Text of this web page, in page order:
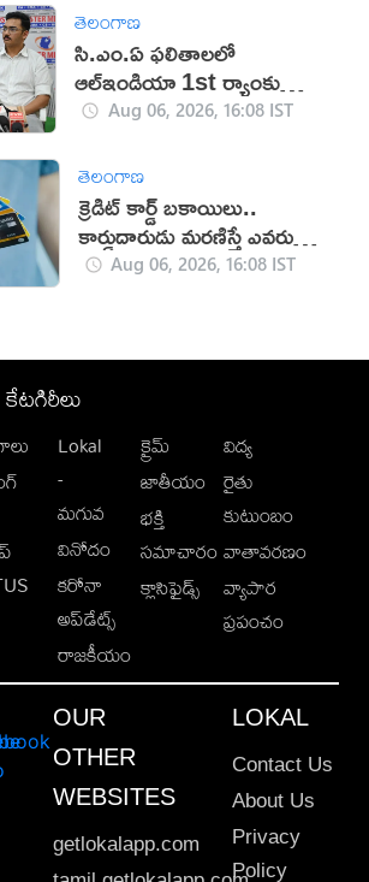
తెలంగాణ
సి.ఎం.ఏ ఫలితాలలో
ఆల్ఇండియా 1st ర్యాంకు
సాధించిన మాస్టర్‌మైండ్స్
Aug 06, 2026, 16:08 IST
తెలంగాణ
క్రెడిట్ కార్డ్ బకాయిలు..
కార్డుదారుడు మరణిస్తే ఎవరు
చెల్లిస్తారు?
Aug 06, 2026, 16:08 IST
Lokal
-
మగువ
వినోదం
కరోనా
అప్‌డేట్స్
రాజకీయం
క్రైమ్
జాతీయం
భక్తి
సమాచారం
క్లాసిఫైడ్స్
విద్య
రైతు
కుటుంబం
వాతావరణం
వ్యాపార
ప్రపంచం
OUR
OTHER
WEBSITES
getlokalapp.com
LOKAL
Contact Us
About Us
Privacy
Policy